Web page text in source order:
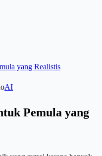
yang Realistis
AI
Pemula yang